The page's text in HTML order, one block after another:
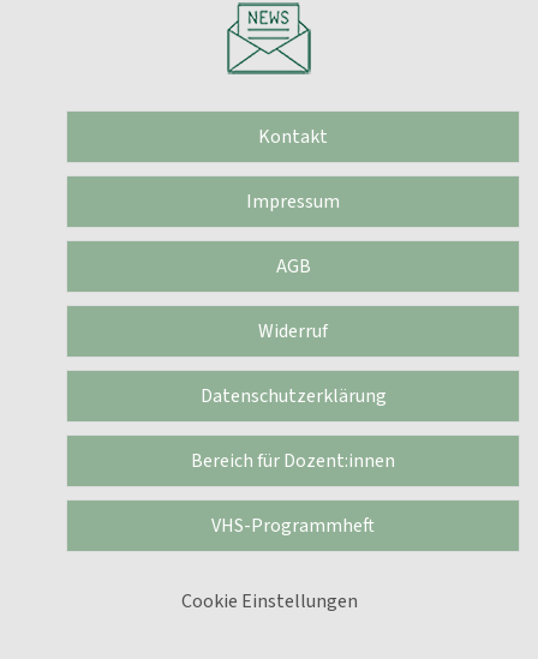
Kontakt
Impressum
AGB
Widerruf
Datenschutzerklärung
Bereich für Dozent:innen
VHS-Programmheft
Cookie Einstellungen